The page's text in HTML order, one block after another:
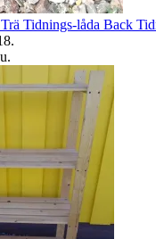
Tidnings-låda Back
.
.